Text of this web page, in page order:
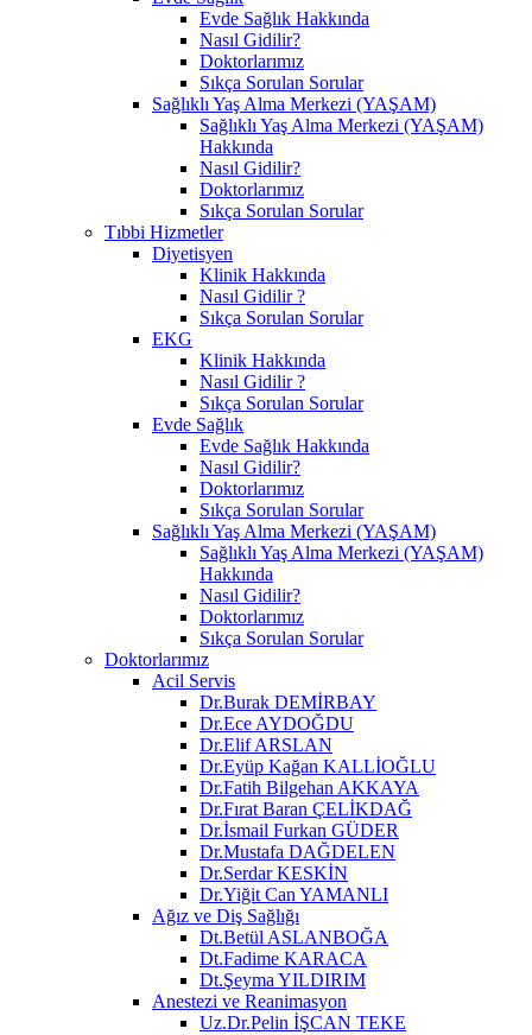
Evde Sağlık Hakkında
Nasıl Gidilir?
Doktorlarımız
Sıkça Sorulan Sorular
Sağlıklı Yaş Alma Merkezi (YAŞAM)
Sağlıklı Yaş Alma Merkezi (YAŞAM)
Hakkında
Nasıl Gidilir?
Doktorlarımız
Sıkça Sorulan Sorular
Tıbbi Hizmetler
Diyetisyen
Klinik Hakkında
Nasıl Gidilir ?
Sıkça Sorulan Sorular
EKG
Klinik Hakkında
Nasıl Gidilir ?
Sıkça Sorulan Sorular
Evde Sağlık
Evde Sağlık Hakkında
Nasıl Gidilir?
Doktorlarımız
Sıkça Sorulan Sorular
Sağlıklı Yaş Alma Merkezi (YAŞAM)
Sağlıklı Yaş Alma Merkezi (YAŞAM)
Hakkında
Nasıl Gidilir?
Doktorlarımız
Sıkça Sorulan Sorular
Doktorlarımız
Acil Servis
Dr.Burak DEMİRBAY
Dr.Ece AYDOĞDU
Dr.Elif ARSLAN
Dr.Eyüp Kağan KALLİOĞLU
Dr.Fatih Bilgehan AKKAYA
Dr.Fırat Baran ÇELİKDAĞ
Dr.İsmail Furkan GÜDER
Dr.Mustafa DAĞDELEN
Dr.Serdar KESKİN
Dr.Yiğit Can YAMANLI
Ağız ve Diş Sağlığı
Dt.Betül ASLANBOĞA
Dt.Fadime KARACA
Dt.Şeyma YILDIRIM
Anestezi ve Reanimasyon
Uz.Dr.Pelin İŞCAN TEKE